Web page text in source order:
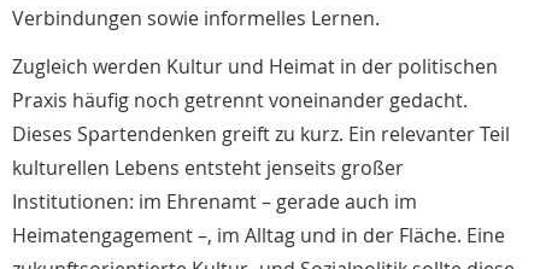
Verbindungen sowie informelles Lernen.
Zugleich werden Kultur und Heimat in der politischen
Praxis häufig noch getrennt voneinander gedacht.
Dieses Spartendenken greift zu kurz. Ein relevanter Teil
kulturellen Lebens entsteht jenseits großer
Institutionen: im Ehrenamt – gerade auch im
Heimatengagement –, im Alltag und in der Fläche. Eine